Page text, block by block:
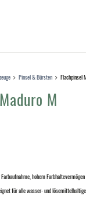
Pinsel & Bürsten Flachpinsel
M
hohem
für alle wasser- und